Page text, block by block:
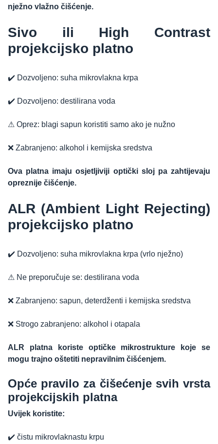
nježno vlažno čišćenje.
Sivo ili High Contrast
projekcijsko platno
✔️ Dozvoljeno: suha mikrovlakna krpa
✔️ Dozvoljeno: destilirana voda
⚠ Oprez: blagi sapun koristiti samo ako je nužno
❌ Zabranjeno: alkohol i kemijska sredstva
Ova platna imaju osjetljiviji optički sloj pa zahtijevaju
opreznije čišćenje.
ALR (Ambient Light Rejecting)
projekcijsko platno
✔️ Dozvoljeno: suha mikrovlakna krpa (vrlo nježno)
⚠ Ne preporučuje se: destilirana voda
❌ Zabranjeno: sapun, deterdženti i kemijska sredstva
❌ Strogo zabranjeno: alkohol i otapala
ALR platna koriste optičke mikrostrukture koje se
mogu trajno oštetiti nepravilnim čišćenjem.
Opće pravilo za čišećenje svih vrsta
projekcijskih platna
Uvijek koristite:
✔️ čistu mikrovlaknastu krpu